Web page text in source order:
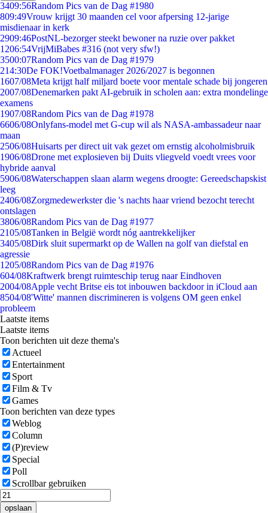
3409:56Random Pics van de Dag #1980
809:49Vrouw krijgt 30 maanden cel voor afpersing 12-jarige
misdienaar in kerk
2909:46PostNL-bezorger steekt bewoner na ruzie over pakket
1206:54VrijMiBabes #316 (not very sfw!)
3500:07Random Pics van de Dag #1979
214:30De FOK!Voetbalmanager 2026/2027 is begonnen
1607/08Meta krijgt half miljard boete voor mentale schade bij jongeren
2007/08Denemarken pakt AI-gebruik in scholen aan: extra mondelinge
examens
1907/08Random Pics van de Dag #1978
6606/08Onlyfans-model met G-cup wil als NASA-ambassadeur naar
maan
2506/08Huisarts per direct uit vak gezet om ernstig alcoholmisbruik
1906/08Drone met explosieven bij Duits vliegveld voedt vrees voor
hybride aanval
5906/08Waterschappen slaan alarm wegens droogte: Gereedschapskist
leeg
2406/08Zorgmedewerkster die 's nachts haar vriend bezocht terecht
ontslagen
3806/08Random Pics van de Dag #1977
2105/08Tanken in België wordt nóg aantrekkelijker
3405/08Dirk sluit supermarkt op de Wallen na golf van diefstal en
agressie
1205/08Random Pics van de Dag #1976
604/08Kraftwerk brengt ruimteschip terug naar Eindhoven
2004/08Apple vecht Britse eis tot inbouwen backdoor in iCloud aan
8504/08'Witte' mannen discrimineren is volgens OM geen enkel
probleem
Laatste items
Laatste items
Toon berichten uit deze thema's
Actueel
Entertainment
Sport
Film & Tv
Games
Toon berichten van deze types
Weblog
Column
(P)review
Special
Poll
Scrollbar gebruiken
opslaan